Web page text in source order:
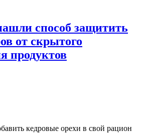
способ защитить
от скрытого
продуктов
кедровые орехи в свой рацион